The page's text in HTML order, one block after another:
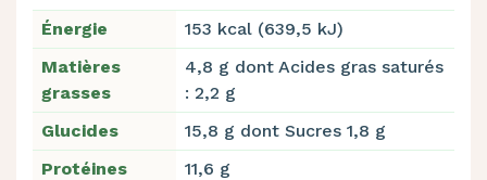
Énergie
153 kcal (639,5 kJ)
Matières
grasses
4,8 g dont Acides gras saturés
: 2,2 g
Glucides
15,8 g dont Sucres 1,8 g
Protéines
11,6 g